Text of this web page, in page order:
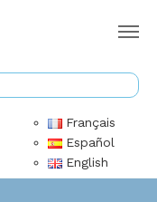
Français
Español
English